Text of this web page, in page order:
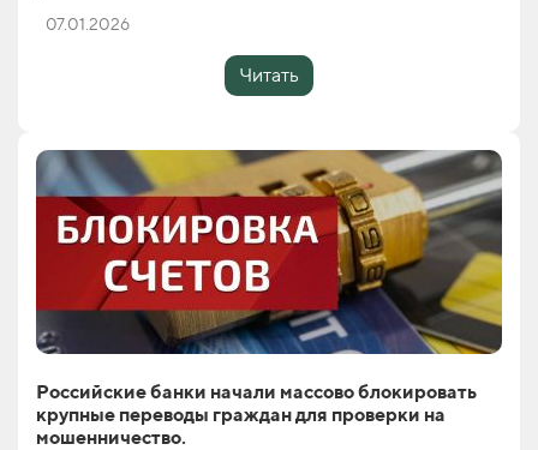
07.01.2026
Читать
Российские банки начали массово блокировать
крупные переводы граждан для проверки на
мошенничество.